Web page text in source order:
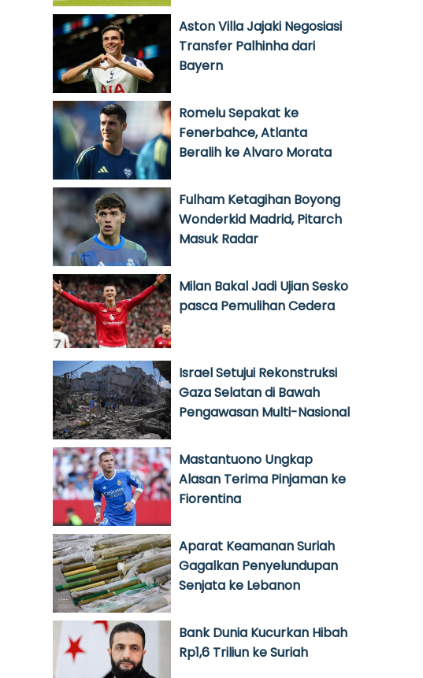
Aston Villa Jajaki Negosiasi
Transfer Palhinha dari
Bayern
Romelu Sepakat ke
Fenerbahce, Atlanta
Beralih ke Alvaro Morata
Fulham Ketagihan Boyong
Wonderkid Madrid, Pitarch
Masuk Radar
Milan Bakal Jadi Ujian Sesko
pasca Pemulihan Cedera
Israel Setujui Rekonstruksi
Gaza Selatan di Bawah
Pengawasan Multi-Nasional
Mastantuono Ungkap
Alasan Terima Pinjaman ke
Fiorentina
Aparat Keamanan Suriah
Gagalkan Penyelundupan
Senjata ke Lebanon
Bank Dunia Kucurkan Hibah
Rp1,6 Triliun ke Suriah